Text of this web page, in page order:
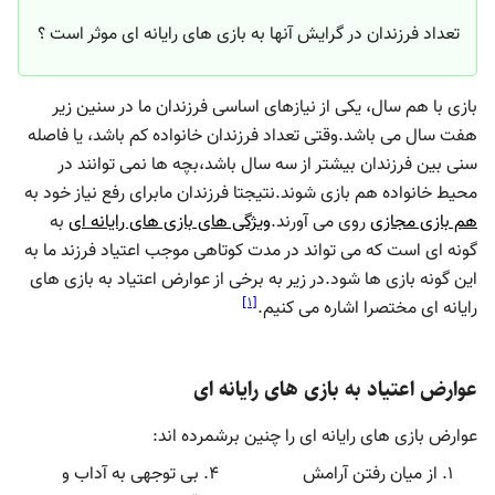
تعداد فرزندان در گرایش آنها به بازی های رایانه ای موثر است ؟
بازی با هم سال، یکی از نیازهای اساسی فرزندان ما در سنین زیر
هفت سال می باشد.وقتی تعداد فرزندان خانواده کم باشد، یا فاصله
سنی بین فرزندان بیشتر از سه سال باشد،بچه ها نمی توانند در
محیط خانواده هم بازی شوند.نتیجتا فرزندان مابرای رفع نیاز خود به
هم بازی مجازیروی می آورند.ویژگی های بازی های رایانه ای به
گونه ای است که می تواند در مدت کوتاهی موجب اعتیاد فرزند ما به
این گونه بازی ها شود.در زیر به برخی از عوارض اعتیاد به بازی های
رایانه ای مختصرا اشاره می کنیم.[۱]
عوارض اعتیاد به بازی های رایانه ای
عوارض بازی های رایانه ای را چنین برشمرده اند:
از میان رفتن آرامش
بی توجهی به آداب و